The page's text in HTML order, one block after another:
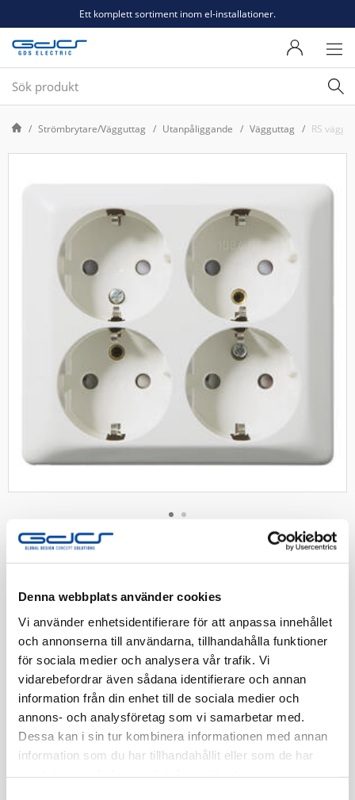
Denna webbplats använder cookies
Vi använder enhetsidentifierare för att anpassa innehållet
och annonserna till användarna, tillhandahålla funktioner
för sociala medier och analysera vår trafik. Vi
vidarebefordrar även sådana identifierare och annan
information från din enhet till de sociala medier och
annons- och analysföretag som vi samarbetar med.
Dessa kan i sin tur kombinera informationen med annan
information som du har tillhandahållit eller som de har
Ett komplett sortiment inom el-installationer.
Strömbrytare/Vägguttag Utanpåliggande Vägguttag RS
RS väggutt 4-v mj utp skruv fv
Uttag 4-vägs 16A 250V med skruvanslutning
utanpåliggande med jord IP21. Fjällvit
Artnr:
1841498
EAN-kod:
7020160550606
Tillv. Artnr:
EKO05506
Finns i lager